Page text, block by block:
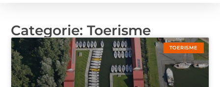
Categorie: Toerisme
TOERISME